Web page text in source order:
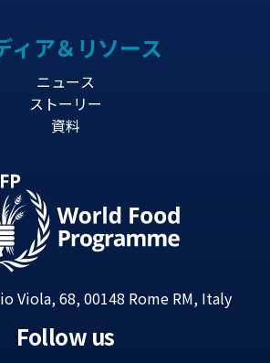
ィア＆リソース
ニュース
ストーリー
資料
Viola, 68, 00148 Rome RM, Italy
Follow us